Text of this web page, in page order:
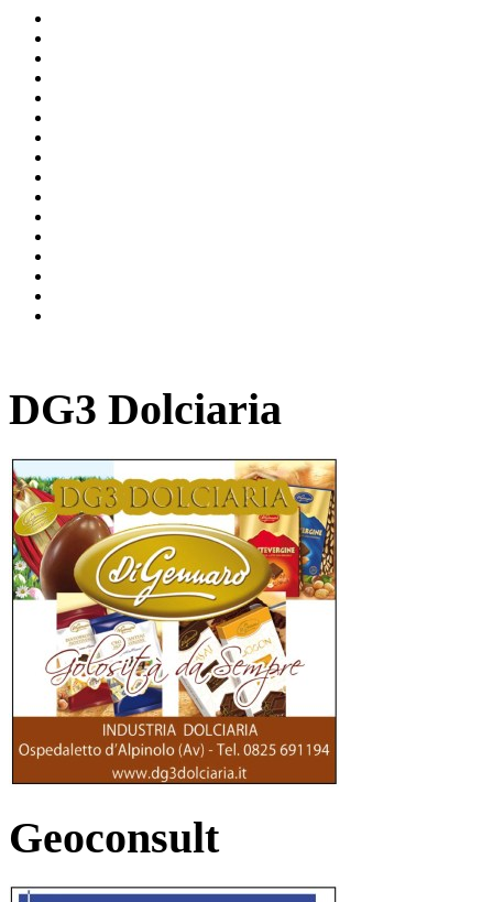
DG3 Dolciaria
Geoconsult